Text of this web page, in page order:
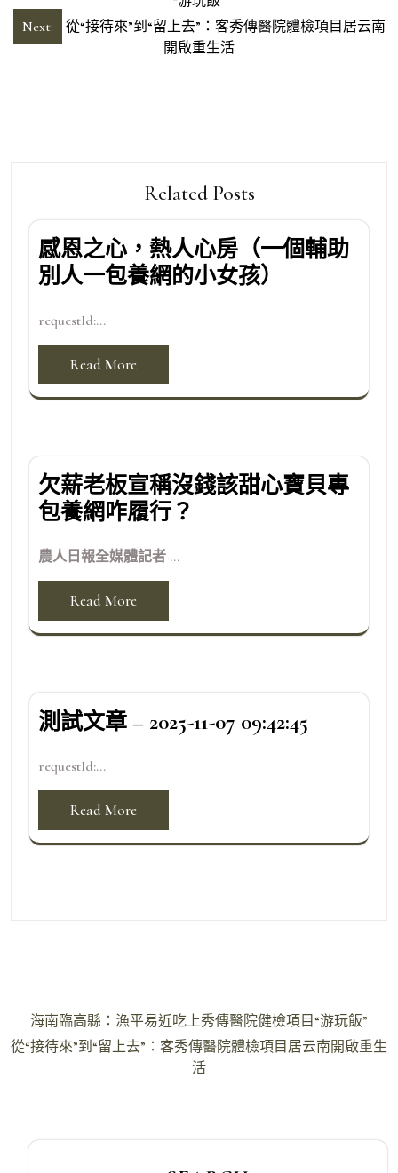
導
Next:
從“接待來”到“留上去”：客秀傳醫院體檢項目居云南
開啟重生活
Related Posts
感恩之心，熱人心房（一個輔助
別人一包養網的小女孩）
requestId:...
Read More
欠薪老板宣稱沒錢該甜心寶貝專
包養網咋履行？
農人日報全媒體記者 ...
Read More
測試文章 – 2025-11-07 09:42:45
requestId:...
Read More
文
章
海南臨高縣：漁平易近吃上秀傳醫院健檢項目“游玩飯”
從“接待來”到“留上去”：客秀傳醫院體檢項目居云南開啟重生
活